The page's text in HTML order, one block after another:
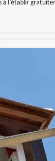
à l’établir